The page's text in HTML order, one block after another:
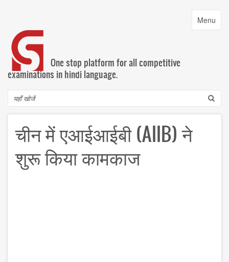
content
Toggle
Menu
One stop platform for all competitive
examinations in hindi language.
Search
चीन में एआईआईबी (AIIB) ने
शुरू किया कामकाज